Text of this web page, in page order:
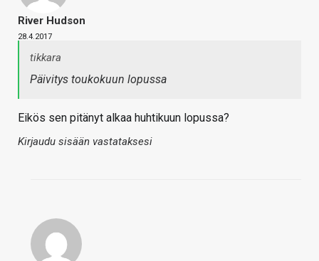
River Hudson
28.4.2017
tikkara
Päivitys toukokuun lopussa
Eikös sen pitänyt alkaa huhtikuun lopussa?
Kirjaudu sisään vastataksesi